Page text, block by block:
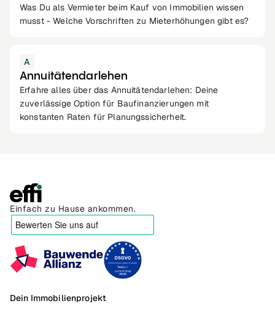
Was Du als Vermieter beim Kauf von Immobilien wissen
musst - Welche Vorschriften zu Mieterhöhungen gibt es?
A
Annuitätendarlehen
Erfahre alles über das Annuitätendarlehen: Deine
zuverlässige Option für Baufinanzierungen mit
konstanten Raten für Planungssicherheit.
Einfach zu Hause ankommen.
Dein Immobilienprojekt